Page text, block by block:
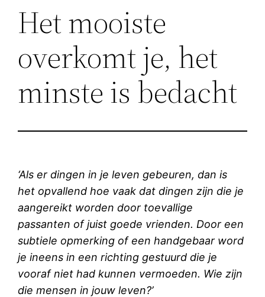
Het mooiste
overkomt je, het
minste is bedacht
‘Als er dingen in je leven gebeuren, dan is
het opvallend hoe vaak dat dingen zijn die je
aangereikt worden door toevallige
passanten of juist goede vrienden. Door een
subtiele opmerking of een handgebaar word
je ineens in een richting gestuurd die je
vooraf niet had kunnen vermoeden. Wie zijn
die mensen in jouw leven?’